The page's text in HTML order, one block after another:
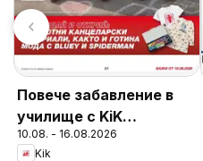
Повече забавление в
училище с KiK
предложения
10.08. - 16.08.2026
Kik